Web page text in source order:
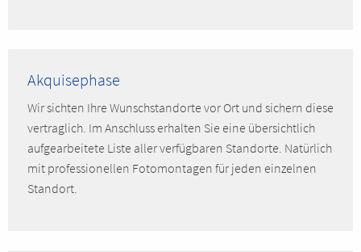
Akquisephase
Wir sichten Ihre Wunschstandorte vor Ort und sichern diese
vertraglich. Im Anschluss erhalten Sie eine übersichtlich
aufgearbeitete Liste aller verfügbaren Standorte. Natürlich
mit professionellen Fotomontagen für jeden einzelnen
Standort.